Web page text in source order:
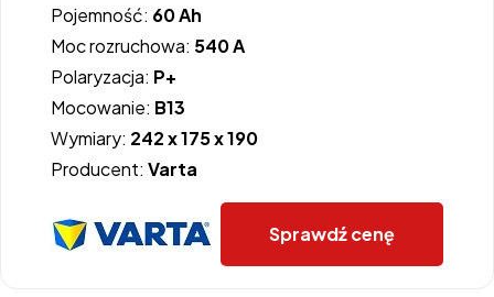
Pojemność: 60 Ah
Moc rozruchowa: 540 A
Polaryzacja: P+
Mocowanie: B13
Wymiary: 242 x 175 x 190
Producent: Varta
Sprawdź cenę